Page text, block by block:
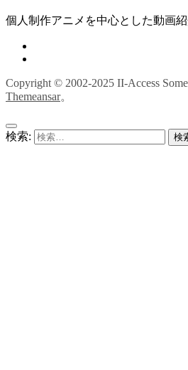
個人制作アニメを中心とした動画
Copyright © 2002-2025 II-Access
Themeansar。
検索: